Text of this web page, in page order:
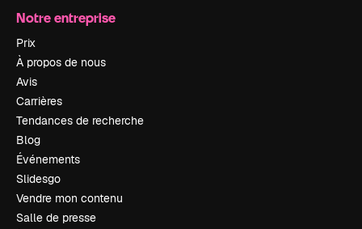
Notre entreprise
Prix
À propos de nous
Avis
Carrières
Tendances de recherche
Blog
Événements
Slidesgo
Vendre mon contenu
Salle de presse